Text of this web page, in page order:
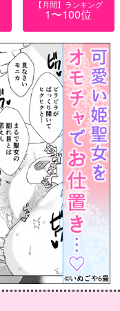
【月間】ランキング
1〜100位